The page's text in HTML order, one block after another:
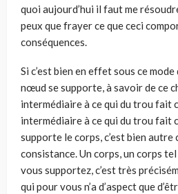
quoi aujourd’hui il faut me
peux que frayer ce que ceci
conséquences.
Si c’est bien en effet sous ce mode
nœud se supporte, à savoir de ce
intermédiaire à ce qui du trou
intermédiaire à ce qui du trou fait
supporte le corps, c’est bien autre
consistance. Un corps, un corps
vous supportez, c’est très
qui pour vous n’a d’aspect que